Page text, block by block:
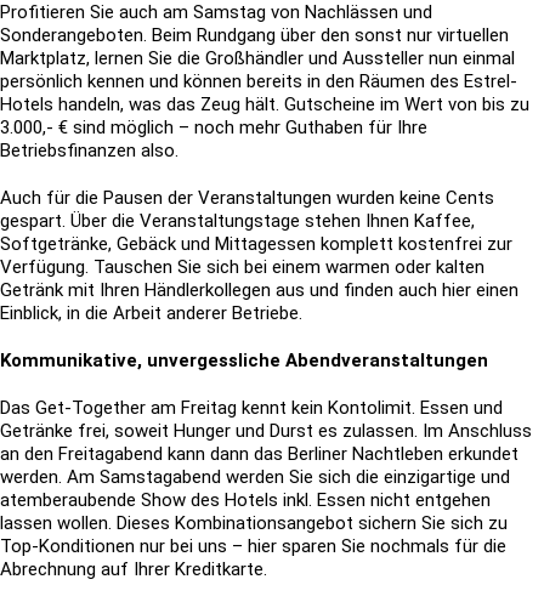
Profitieren Sie auch am Samstag von Nachlässen und
Sonderangeboten. Beim Rundgang über den sonst nur virtuellen
Marktplatz, lernen Sie die Großhändler und Aussteller nun einmal
persönlich kennen und können bereits in den Räumen des Estrel-
Hotels handeln, was das Zeug hält. Gutscheine im Wert von bis zu
3.000,- € sind möglich – noch mehr Guthaben für Ihre
Betriebsfinanzen also.
Auch für die Pausen der Veranstaltungen wurden keine Cents
gespart. Über die Veranstaltungstage stehen Ihnen Kaffee,
Softgetränke, Gebäck und Mittagessen komplett kostenfrei zur
Verfügung. Tauschen Sie sich bei einem warmen oder kalten
Getränk mit Ihren Händlerkollegen aus und finden auch hier einen
Einblick, in die Arbeit anderer Betriebe.
Kommunikative, unvergessliche Abendveranstaltungen
Das Get-Together am Freitag kennt kein Kontolimit. Essen und
Getränke frei, soweit Hunger und Durst es zulassen. Im Anschluss
an den Freitagabend kann dann das Berliner Nachtleben erkundet
werden. Am Samstagabend werden Sie sich die einzigartige und
atemberaubende Show des Hotels inkl. Essen nicht entgehen
lassen wollen. Dieses Kombinationsangebot sichern Sie sich zu
Top-Konditionen nur bei uns – hier sparen Sie nochmals für die
Abrechnung auf Ihrer Kreditkarte.